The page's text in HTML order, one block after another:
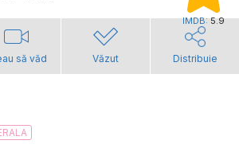
IMDB:5.9
să văd Văzut Distribuie